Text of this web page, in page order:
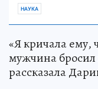
НАУКА
«Я кричала ему,
мужчина бросил
рассказала